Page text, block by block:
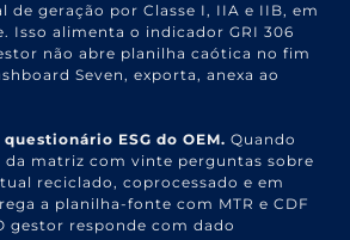
de geração por Classe I, IIA e IIB, em
Isso alimenta o indicador GRI 306
não abre planilha caótica no fim
Seven, exporta, anexa ao
ESG do OEM. Quando
matriz com vinte perguntas sobre
reciclado, coprocessado e em
a planilha-fonte com MTR e CDF
gestor responde com dado